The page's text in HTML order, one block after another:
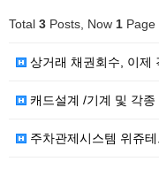
Total 3 Posts, Now 1 Page
상거래 채권회수, 이제
캐드설계 /기계 및 각종 캐
주차관제시스템 위쥬테